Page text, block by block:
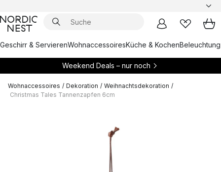
Geschirr & ServierenWohnaccessoiresKüche & KochenBeleuchtung
Weekend Deals – nur noch
Wohnaccessoires / Dekoration / Weihnachtsdekoration /
Christmas Tales Tannenzapfen 6cm